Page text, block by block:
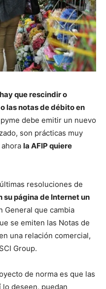
que rescindir o
las notas de débito en
debe emitir un nuevo
son prácticas muy
la AFIP quiere
resoluciones de
su página de Internet un
General que cambia
se emiten las Notas de
una relación comercial,
Group.
de norma es que las
deseen, puedan